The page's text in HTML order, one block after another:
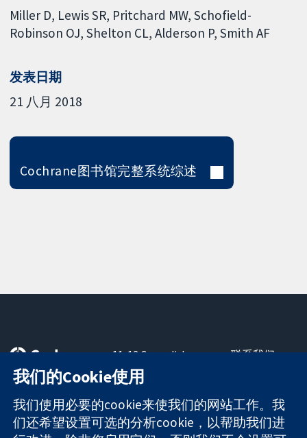
Miller D Lewis SR Pritchard MW Schofield-
Robinson OJ Shelton CL Alderson P Smith AF
发表日期
21 八月 2018
Cochrane图书馆完整系统综述
可信任的证据
知情决定
更完善的医疗健
康
11-13 Cavendish
Square
London
W1G 0AN
United Kingdom
联系我们
关于我们
工作机会
Cochrane
我们的Cookie使用
我们使用必要的cookie来使我们的网站工作。我
们还希望设置可选的分析cookie，以帮助我们进